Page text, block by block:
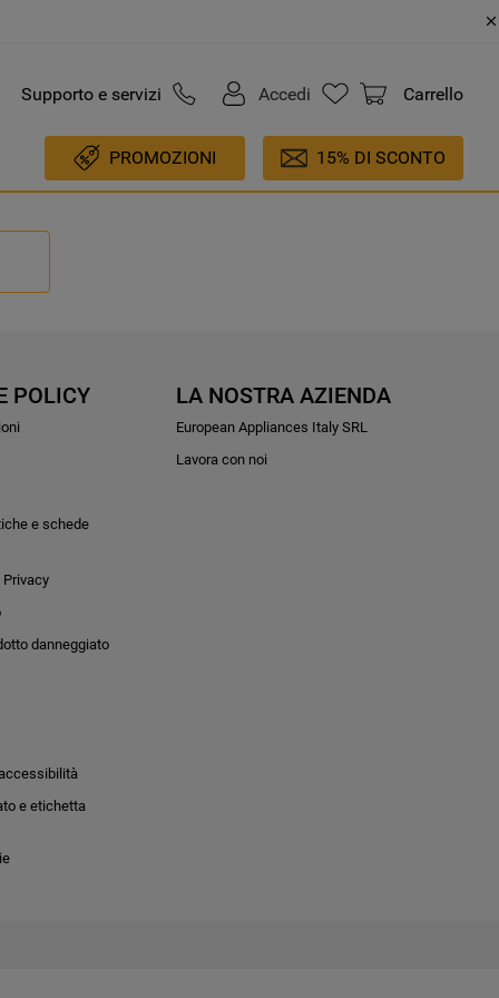
Supporto e servizi Accedi Carrello
PROMOZIONI 15% DI SCONTO
POLICY
e schede
danneggiato
e etichetta
LA NOSTRA AZIENDA
European Appliances Italy SRL
Lavora con noi